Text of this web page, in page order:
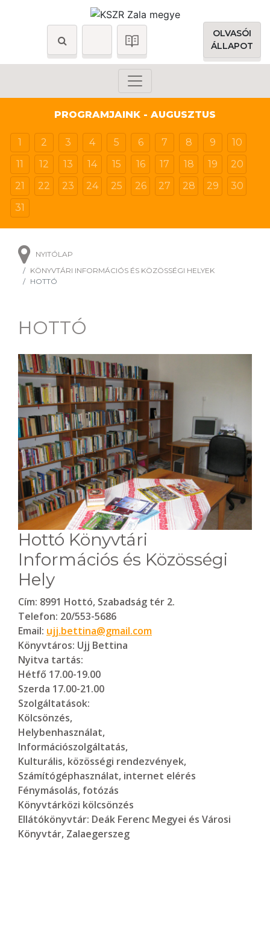
OLVASÓI
ÁLLAPOT
PROGRAMJAINK - AUGUSZTUS
1 2 3 4 5 6 7 8 9
10
11
12 13 14 15 16 17 18 19
20
21
22 23 24 25 26 27 28 29
30
31
NYITÓLAP
KÖNYVTÁRI INFORMÁCIÓS ÉS KÖZÖSSÉGI HELYEK
HOTTÓ
HOTTÓ
Hottó Könyvtári
Információs és Közösségi
Hely
Cím: 8991 Hottó, Szabadság tér 2.
Telefon: 20/553-5686
Email: ujj.bettina@gmail.com
Könyvtáros: Ujj Bettina
Nyitva tartás:
Hétfő 17.00-19.00
Szerda 17.00-21.00
Szolgáltatások:
Kölcsönzés,
Helybenhasználat,
Információszolgáltatás,
Kulturális, közösségi rendezvények,
Számítógéphasználat, internet elérés
Fénymásolás, fotózás
Könyvtárközi kölcsönzés
Ellátókönyvtár: Deák Ferenc Megyei és Városi
Könyvtár, Zalaegerszeg